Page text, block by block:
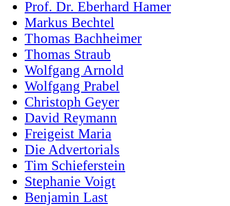
Prof. Dr. Eberhard Hamer
Markus Bechtel
Thomas Bachheimer
Thomas Straub
Wolfgang Arnold
Wolfgang Prabel
Christoph Geyer
David Reymann
Freigeist Maria
Die Advertorials
Tim Schieferstein
Stephanie Voigt
Benjamin Last